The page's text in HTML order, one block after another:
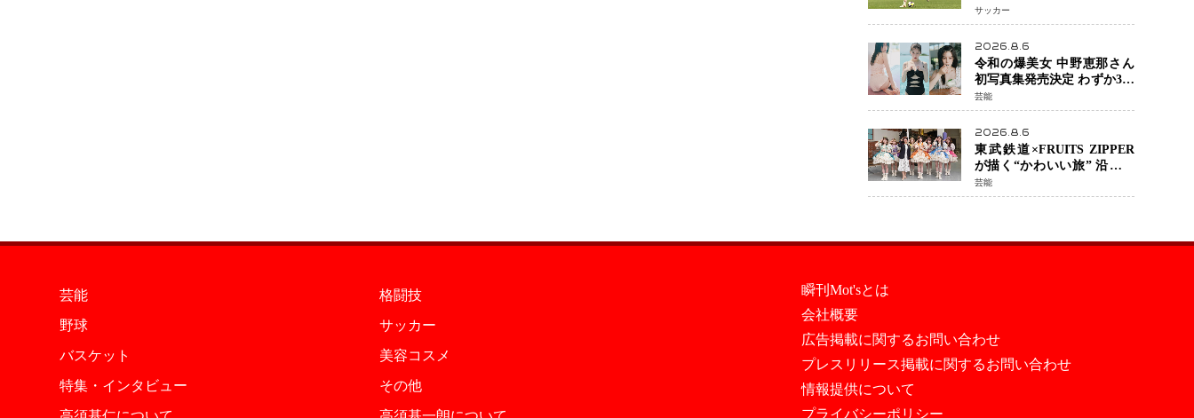
タルパレス加入目前 メディ
カルチェックも通過
サッカー
2026.8.6
令和の爆美女 中野恵那さん
初写真集発売決定 わずか3日
で2560万インプレッション
を記録した話題の美貌を凝
縮
芸能
2026.8.6
東武鉄道×FRUITS ZIPPER
が描く“かわいい旅” 沿線を
舞台にした「TOBU KAWAII
PROJECT」が開幕
芸能
芸能
格闘技
野球
サッカー
バスケット
美容コスメ
特集・インタビュー
その他
瞬刊Mot'sとは
会社概要
広告掲載に関するお問い合わせ
プレスリリース掲載に関するお問い合わせ
情報提供について
プライバシーポリシー